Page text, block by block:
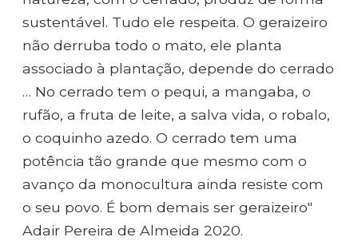
sustentável. Tudo ele respeita. O geraizeiro
não derruba todo o mato, ele planta
associado à plantação, depende do cerrado
… No cerrado tem o pequi, a mangaba, o
rufão, a fruta de leite, a salva vida, o robalo,
o coquinho azedo. O cerrado tem uma
potência tão grande que mesmo com o
avanço da monocultura ainda resiste com
o seu povo. É bom demais ser geraizeiro"
Adair Pereira de Almeida 2020.